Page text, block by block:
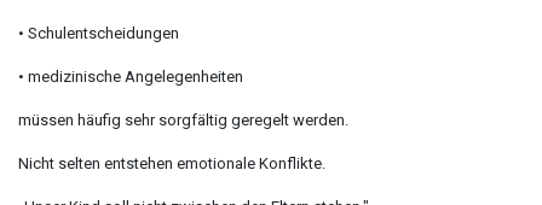
• Schulentscheidungen
• medizinische Angelegenheiten
müssen häufig sehr sorgfältig geregelt werden.
Nicht selten entstehen emotionale Konflikte.